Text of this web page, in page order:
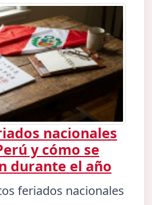
nacionales
y cómo se
durante el año
feriados nacionales